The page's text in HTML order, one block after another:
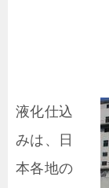
液化仕込
みは、日
本各地の